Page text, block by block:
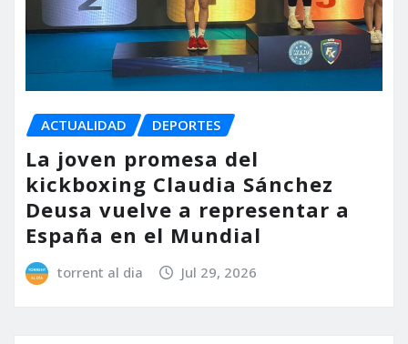
ACTUALIDAD DEPORTES
La joven promesa del
kickboxing Claudia Sánchez
Deusa vuelve a representar a
España en el Mundial
torrent al dia Jul 29, 2026